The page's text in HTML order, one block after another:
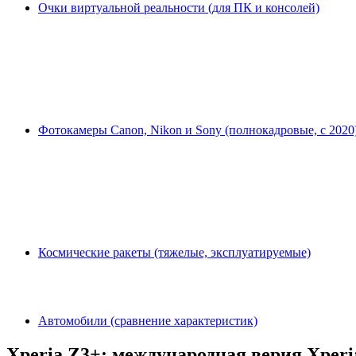
Очки виртуальной реальности (для ПК и консолей)
Фотокамеры Canon, Nikon и Sony (полнокадровые, с
Космические ракеты (тяжелые, эксплуатируемые)
Автомобили (сравнение характеристик)